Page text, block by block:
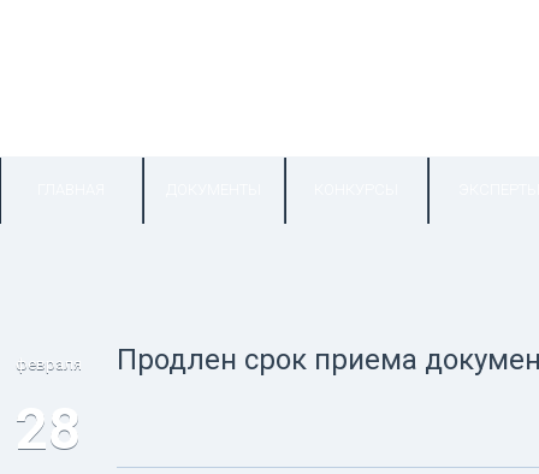
Продлен срок приема
февраля
28